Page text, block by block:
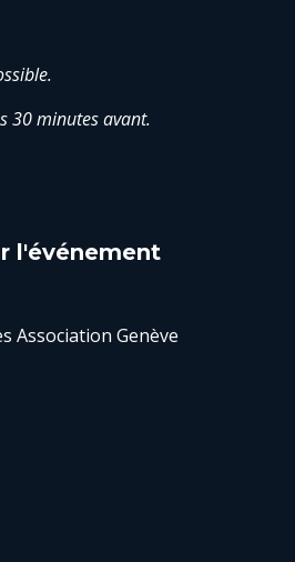
5.-
30 minutes avant.
l'événement
Association Genève